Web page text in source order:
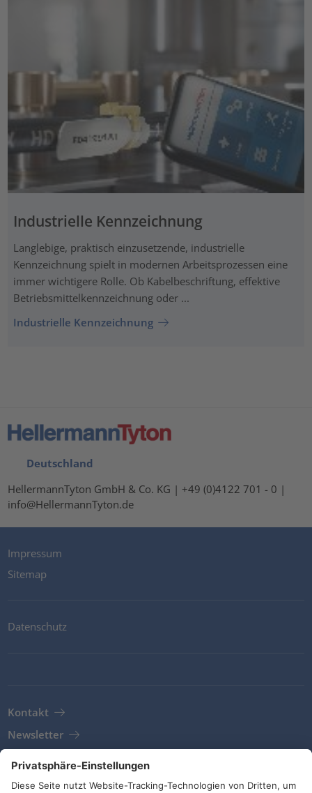
Industrielle Kennzeichnung
Langlebige, praktisch einzusetzende, industrielle
Kennzeichnung spielt in modernen Arbeitsprozessen eine
immer wichtigere Rolle. Ob Kabelbeschriftung, effektive
Betriebsmittelkennzeichnung oder ...
Industrielle Kennzeichnung
Deutschland
HellermannTyton GmbH & Co. KG | +49 (0)4122 701 - 0 |
info@HellermannTyton.de
Impressum
Sitemap
Datenschutz
Kontakt
Newsletter
AGB